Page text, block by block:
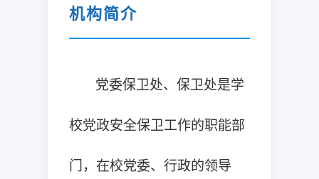
机构简介
党委保卫处、保卫处是学
校党政安全保卫工作的职能部
门，在校党委、行政的领导